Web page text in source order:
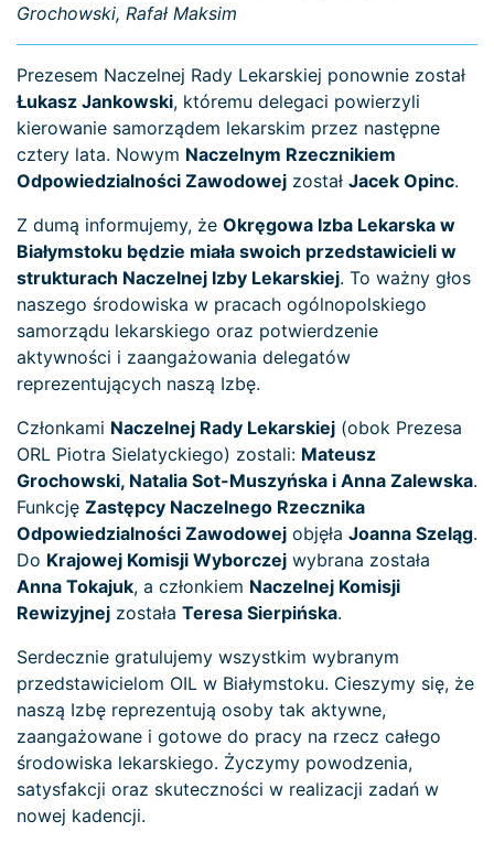
Grochowski, Rafał Maksim
Prezesem Naczelnej Rady Lekarskiej ponownie został
Łukasz Jankowski, któremu delegaci powierzyli
kierowanie samorządem lekarskim przez następne
cztery lata. Nowym Naczelnym Rzecznikiem
Odpowiedzialności Zawodowej został Jacek Opinc.
Z dumą informujemy, że Okręgowa Izba Lekarska w
Białymstoku będzie miała swoich przedstawicieli w
strukturach Naczelnej Izby Lekarskiej. To ważny głos
naszego środowiska w pracach ogólnopolskiego
samorządu lekarskiego oraz potwierdzenie
aktywności i zaangażowania delegatów
reprezentujących naszą Izbę.
Członkami Naczelnej Rady Lekarskiej (obok Prezesa
ORL Piotra Sielatyckiego) zostali: Mateusz
Grochowski, Natalia Sot-Muszyńska i Anna Zalewska.
Funkcję Zastępcy Naczelnego Rzecznika
Odpowiedzialności Zawodowej objęła Joanna Szeląg.
Do Krajowej Komisji Wyborczej wybrana została
Anna Tokajuk, a członkiem Naczelnej Komisji
Rewizyjnej została Teresa Sierpińska.
Serdecznie gratulujemy wszystkim wybranym
przedstawicielom OIL w Białymstoku. Cieszymy się, że
naszą Izbę reprezentują osoby tak aktywne,
zaangażowane i gotowe do pracy na rzecz całego
środowiska lekarskiego. Życzymy powodzenia,
satysfakcji oraz skuteczności w realizacji zadań w
nowej kadencji.